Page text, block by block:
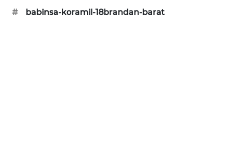
#
babinsa-koramil-18brandan-barat